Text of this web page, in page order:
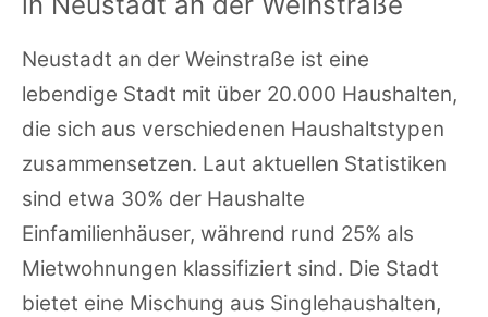
Neustadt an der Weinstraße ist eine
lebendige Stadt mit über 20.000 Haushalten,
die sich aus verschiedenen Haushaltstypen
zusammensetzen. Laut aktuellen Statistiken
sind etwa 30% der Haushalte
Einfamilienhäuser, während rund 25% als
Mietwohnungen klassifiziert sind. Die Stadt
bietet eine Mischung aus Singlehaushalten,